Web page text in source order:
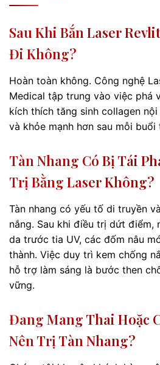
Sau Khi Bắn Laser
Đi Không?
Hoàn toàn không. Công nghệ
Medical tập trung vào việc phá
kích thích tăng sinh collagen
và khỏe mạnh hơn sau mỗi buổi
Tàn Nhang Có Bị Tái
Trị Bằng Laser Không?
Tàn nhang có yếu tố di truyền
nắng. Sau khi điều trị dứt điểm,
da trước tia UV, các đốm nâu
thành. Việc duy trì kem chống
hỗ trợ làm sáng là bước then
vững.
Đang Mang Thai Hoặc
Nên Trị Tàn Nhang?